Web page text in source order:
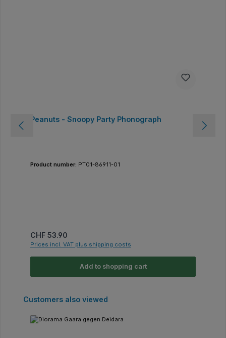
Peanuts - Snoopy Party Phonograph
Product number: PT01-86911-01
Regular price:
CHF 53.90
Prices incl. VAT plus shipping costs
Add to shopping cart
Skip product gallery
Customers also viewed